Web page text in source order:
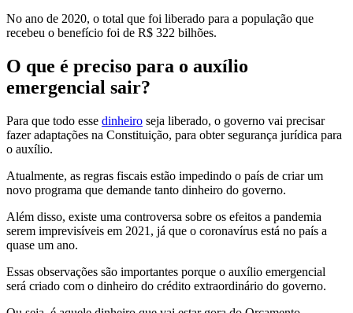
No ano de 2020, o total que foi liberado para a população que
recebeu o benefício foi de R$ 322 bilhões.
O que é preciso para o auxílio
emergencial sair?
Para que todo esse dinheiro seja liberado, o governo vai precisar
fazer adaptações na Constituição, para obter segurança jurídica para
o auxílio.
Atualmente, as regras fiscais estão impedindo o país de criar um
novo programa que demande tanto dinheiro do governo.
Além disso, existe uma controversa sobre os efeitos a pandemia
serem imprevisíveis em 2021, já que o coronavírus está no país a
quase um ano.
Essas observações são importantes porque o auxílio emergencial
será criado com o dinheiro do crédito extraordinário do governo.